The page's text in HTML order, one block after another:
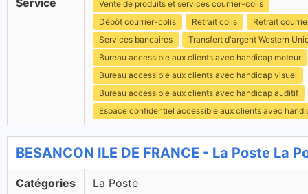
Service
Vente de produits et services courrier-colis
Dépôt courrier-colis
Retrait colis
Retrait
Services bancaires
Transfert d'argent Western
Bureau accessible aux clients avec handicap moteur
Bureau accessible aux clients avec handicap visuel
Bureau accessible aux clients avec handicap auditif
Espace confidentiel accessible aux clients avec
BESANCON ILE DE FRANCE - La Poste La
Catégories La Poste